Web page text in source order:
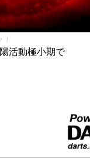
活動極小期で